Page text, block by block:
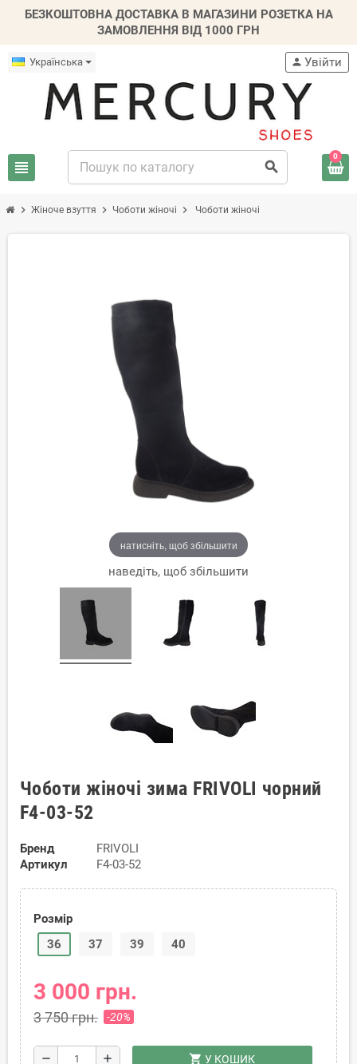
БЕЗКОШТОВНА ДОСТАВКА В МАГАЗИНИ РОЗЕТКА НА
ЗАМОВЛЕННЯ ВІД 1000 ГРН
Українська
view_headline search
person Увійти
0
chevron_right Жіноче взуття chevron_right Чоботи жіночі chevron_right Чоботи жіночі
натисніть, щоб збільшити
наведіть, щоб збільшити
Чоботи жіночі зима FRIVOLI чорний
F4-03-52
Бренд
FRIVOLI
Артикул
F4-03-52
Розмір
36
37 39 40
3 000 грн.
3 750 грн. -20%
remove add shopping_cart У КОШИК